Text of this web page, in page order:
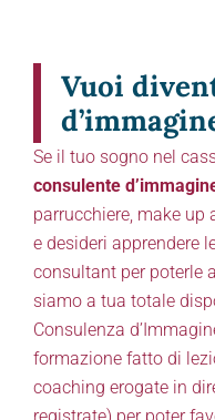
Vuoi
Se il tuo sogno nel
consulente
parrucchiere, make up
e desideri apprendere
consultant per poterle
siamo a tua totale
Consulenza
formazione fatto di
coaching erogate in